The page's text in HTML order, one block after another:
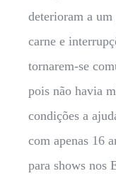
deterioram a
carne e
tornarem-se
pois não havia
condições a
com apenas 16
para shows nos